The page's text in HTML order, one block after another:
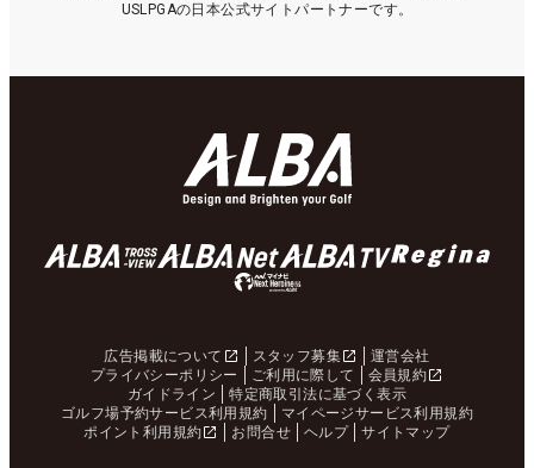
USLPGAの日本公式サイトパートナーです。
広告掲載について スタッフ募集
運営会社
プライバシーポリシー
ご利用に際して
会員規約
ガイドライン
特定商取引法に基づく表示
ゴルフ場予約サービス利用規約
マイページサービス利用規約
ポイント利用規約
お問合せ ヘルプ サイトマップ